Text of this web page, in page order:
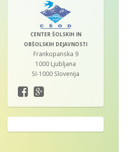
CENTER ŠOLSKIH IN
OBŠOLSKIH DEJAVNOSTI
Frankopanska 9
1000 Ljubljana
SI-1000 Slovenija